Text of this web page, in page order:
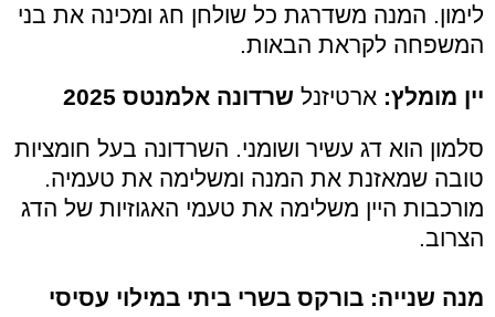
לימון. המנה משדרגת כל שולחן חג ומכינה את בני
המשפחה לקראת הבאות.
יין מומלץ: ארטיזנל שרדונה אלמנטס 2025
סלמון הוא דג עשיר ושומני. השרדונה בעל חומציות
טובה שמאזנת את המנה ומשלימה את טעמיה.
מורכבות היין משלימה את טעמי האגוזיות של הדג
הצרוב.
מנה שנייה: בורקס בשרי ביתי במילוי עסיסי